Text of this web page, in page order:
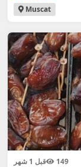
Muscat
قبل 1 شهر 149